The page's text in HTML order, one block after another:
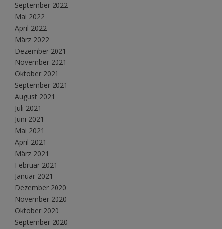
September 2022
Mai 2022
April 2022
März 2022
Dezember 2021
November 2021
Oktober 2021
September 2021
August 2021
Juli 2021
Juni 2021
Mai 2021
April 2021
März 2021
Februar 2021
Januar 2021
Dezember 2020
November 2020
Oktober 2020
September 2020